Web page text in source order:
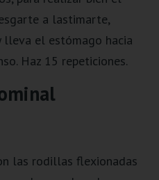
a lastimarte,
el estómago hacia
Haz 15 repeticiones.
las rodillas flexionadas